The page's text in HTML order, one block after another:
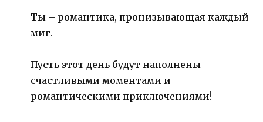
Ты – романтика, пронизывающая каждый
миг.
Пусть этот день будут наполнены
счастливыми моментами и
романтическими приключениями!